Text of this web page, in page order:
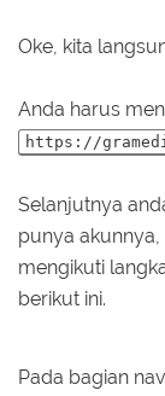
Oke, kita
Anda harus
https://
Selanjutnya
punya
mengikuti
berikut ini.
Pada bagian